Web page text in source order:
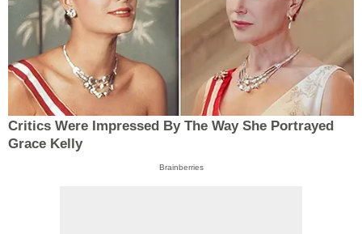
Critics Were Impressed By The Way She Portrayed
Grace Kelly
Brainberries